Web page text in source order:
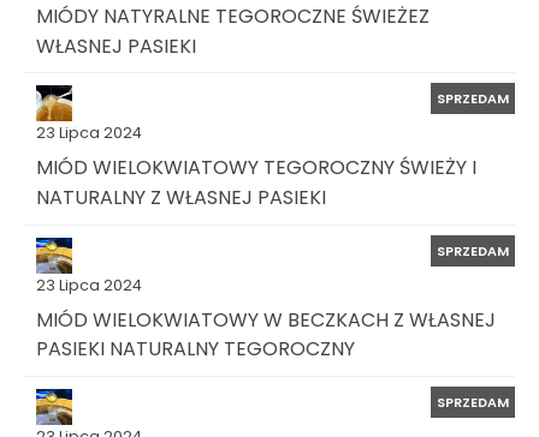
MIÓDY NATYRALNE TEGOROCZNE ŚWIEŻEZ
WŁASNEJ PASIEKI
23 Lipca 2024
SPRZEDAM
MIÓD WIELOKWIATOWY TEGOROCZNY ŚWIEŻY I
NATURALNY Z WŁASNEJ PASIEKI
23 Lipca 2024
SPRZEDAM
MIÓD WIELOKWIATOWY W BECZKACH Z WŁASNEJ
PASIEKI NATURALNY TEGOROCZNY
SPRZEDAM